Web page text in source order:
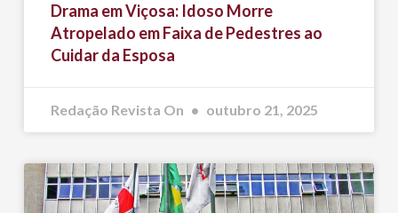
Drama em Viçosa: Idoso Morre
Atropelado em Faixa de Pedestres ao
Cuidar da Esposa
Redação Revista On outubro 21, 2025